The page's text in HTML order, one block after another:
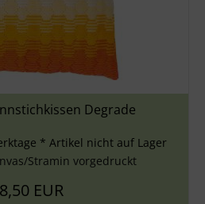
Degrade
* Artikel nicht auf Lager
Stramin vorgedruckt
EUR